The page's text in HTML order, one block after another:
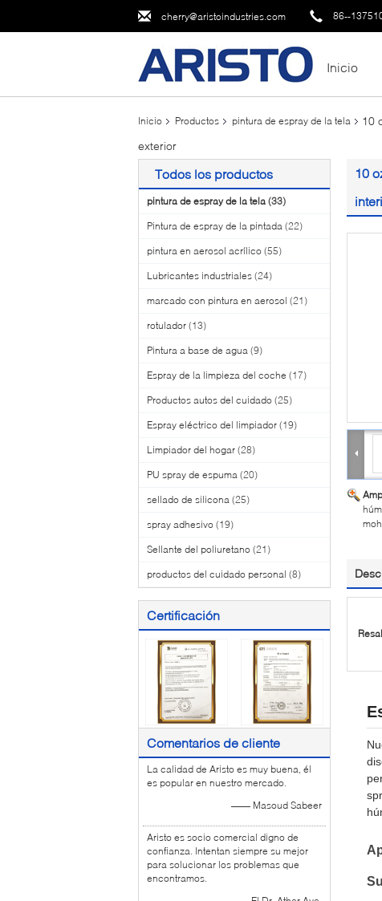
cherry@aristoindustries.com 86--
Inicio
Inicio Productos pintura de espray de la tela
10
exterior
Todos los productos
pintura de espray de la tela (33)
Pintura de espray de la pintada (22)
pintura en aerosol acrílico (55)
Lubricantes industriales (24)
marcado con pintura en aerosol (21)
rotulador (13)
Pintura a base de agua (9)
Espray de la limpieza del coche (17)
Productos autos del cuidado (25)
Espray eléctrico del limpiador (19)
Limpiador del hogar (28)
PU spray de espuma (20)
sellado de silicona (25)
spray adhesivo (19)
Sellante del poliuretano (21)
productos del cuidado personal (8)
Certificación
Comentarios de cliente
La calidad de Aristo es muy buena, él
es popular en nuestro mercado.
—— Masoud Sabeer
Aristo es socio comercial digno de
confianza. Intentan siempre su mejor
para solucionar los problemas que
encontramos.
10